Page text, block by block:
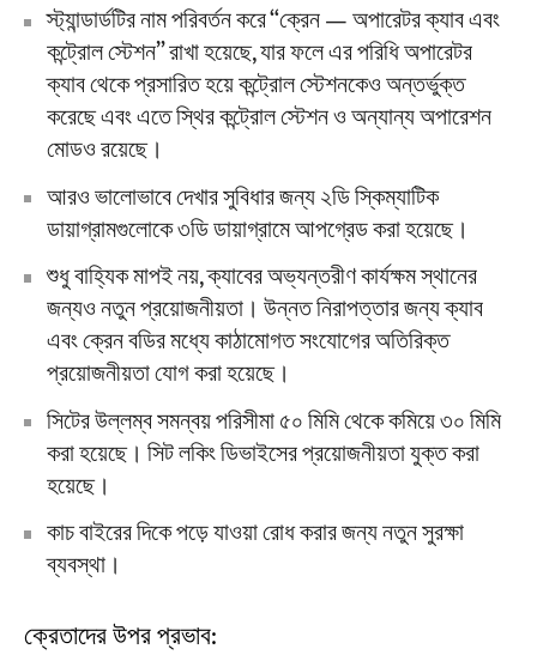
স্ট্যান্ডার্ডটির নাম পরিবর্তন করে “ক্রেন — অপারেটর ক্যাব এবং
কন্ট্রোল স্টেশন” রাখা হয়েছে, যার ফলে এর পরিধি অপারেটর
ক্যাব থেকে প্রসারিত হয়ে কন্ট্রোল স্টেশনকেও অন্তর্ভুক্ত
করেছে এবং এতে স্থির কন্ট্রোল স্টেশন ও অন্যান্য অপারেশন
মোডও রয়েছে।
আরও ভালোভাবে দেখার সুবিধার জন্য ২ডি স্কিম্যাটিক
ডায়াগ্রামগুলোকে ৩ডি ডায়াগ্রামে আপগ্রেড করা হয়েছে।
শুধু বাহ্যিক মাপই নয়, ক্যাবের অভ্যন্তরীণ কার্যক্ষম স্থানের
জন্যও নতুন প্রয়োজনীয়তা। উন্নত নিরাপত্তার জন্য ক্যাব
এবং ক্রেন বডির মধ্যে কাঠামোগত সংযোগের অতিরিক্ত
প্রয়োজনীয়তা যোগ করা হয়েছে।
সিটের উল্লম্ব সমন্বয় পরিসীমা ৫০ মিমি থেকে কমিয়ে ৩০ মিমি
করা হয়েছে। সিট লকিং ডিভাইসের প্রয়োজনীয়তা যুক্ত করা
হয়েছে।
কাচ বাইরের দিকে পড়ে যাওয়া রোধ করার জন্য নতুন সুরক্ষা
ব্যবস্থা।
ক্রেতাদের উপর প্রভাব: